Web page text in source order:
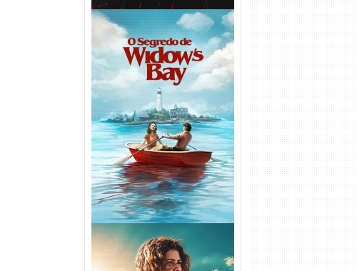
O Segredo de Widow’s Bay
1ª Temporada Torrent (2026)
WEB-DL 1080p Dual Áudio